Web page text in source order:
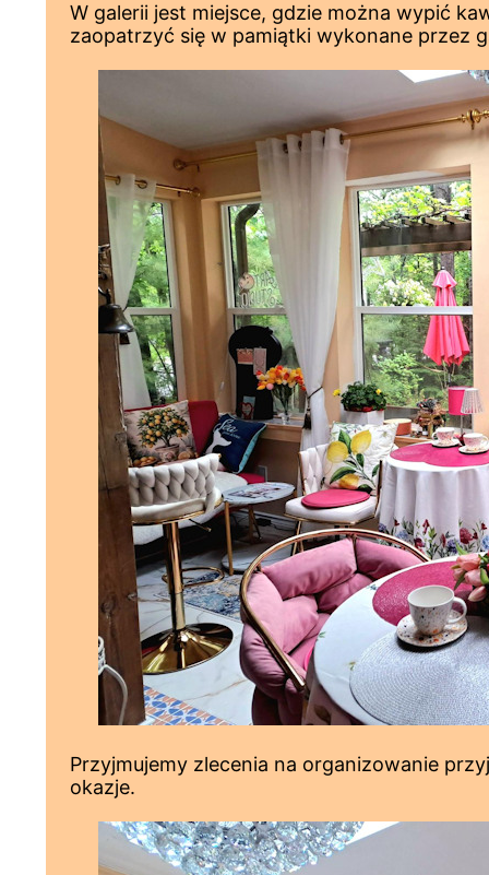
W galerii jest miejsce, gdzie można wypić
zaopatrzyć się w pamiątki wykonane przez
Przyjmujemy zlecenia na organizowanie
okazje.